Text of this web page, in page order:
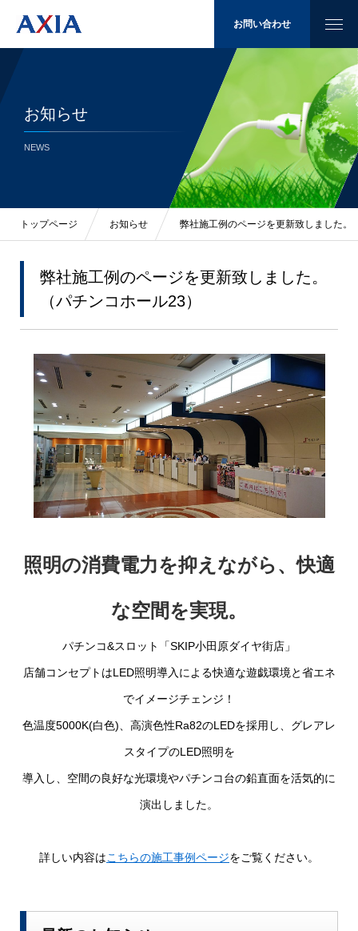
お問い合わせ
お知らせ
NEWS
トップページ お知らせ 弊社施工例のページを更新致しました。
弊社施工例のページを更新致しました。
（パチンコホール23）
照明の消費電力を抑えながら、快適
な空間を実現。
パチンコ&スロット「SKIP小田原ダイヤ街店」
店舗コンセプトはLED照明導入による快適な遊戯環境と省エネ
でイメージチェンジ！
色温度5000K(白色)、高演色性Ra82のLEDを採用し、グレアレ
スタイプのLED照明を
導入し、空間の良好な光環境やパチンコ台の鉛直面を活気的に
演出しました。
詳しい内容はこちらの施工事例ページをご覧ください。
太陽光発電
LED照明
会社概要